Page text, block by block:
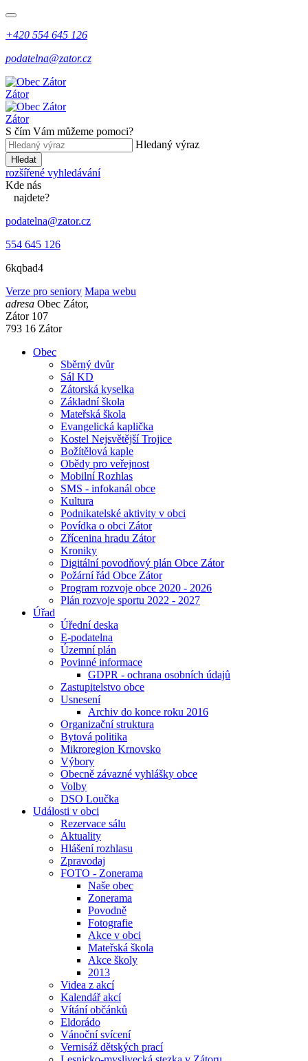
+420 554 645 126
podatelna@zator.cz
Zátor
Zátor
S čím Vám můžeme pomoci?
Hledaný výraz
Hledat
rozšířené vyhledávání
Kde nás
najdete?
podatelna@zator.cz
554 645 126
6kqbad4
Verze pro seniory Mapa webu
adresa Obec Zátor,
Zátor 107
793 16 Zátor
Obec
Sběrný dvůr
Sál KD
Zátorská kyselka
Základní škola
Mateřská škola
Evangelická kaplička
Kostel Nejsvětější Trojice
Božítělová kaple
Obědy pro veřejnost
Mobilní Rozhlas
SMS - infokanál obce
Kultura
Podnikatelské aktivity v obci
Povídka o obci Zátor
Zřícenina hradu Zátor
Kroniky
Digitální povodňový plán Obce Zátor
Požární řád Obce Zátor
Program rozvoje obce 2020 - 2026
Plán rozvoje sportu 2022 - 2027
Úřad
Úřední deska
E-podatelna
Územní plán
Povinné informace
GDPR - ochrana osobních údajů
Zastupitelstvo obce
Usnesení
Archiv do konce roku 2016
Organizační struktura
Bytová politika
Mikroregion Krnovsko
Výbory
Obecně závazné vyhlášky obce
Volby
DSO Loučka
Události v obci
Rezervace sálu
Aktuality
Hlášení rozhlasu
Zpravodaj
FOTO - Zonerama
Naše obec
Zonerama
Povodně
Fotografie
Akce v obci
Mateřská škola
Akce školy
2013
Videa z akcí
Kalendář akcí
Vítání občánků
Eldorádo
Vánoční svícení
Vernisáž dětských prací